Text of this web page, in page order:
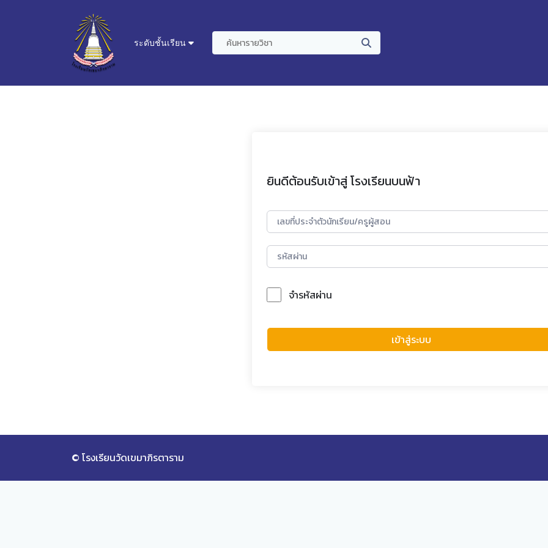
ระดับชั้นเรียน
ยินดีต้อนรับเข้าสู่ โรงเรียนบนฟ้า
จำรหัสผ่าน
เข้าสู่ระบบ
© โรงเรียนวัดเขมาภิรตาราม